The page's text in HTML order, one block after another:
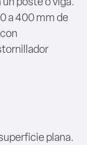
poste o viga.
a 400 mm de
plana.